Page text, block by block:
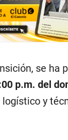
se ha
p.m. del
y